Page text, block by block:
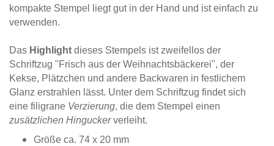
kompakte Stempel liegt gut in der Hand und ist einfach zu
verwenden.
Das Highlight dieses Stempels ist zweifellos der
Schriftzug "Frisch aus der Weihnachtsbäckerei", der
Kekse, Plätzchen und andere Backwaren in festlichem
Glanz erstrahlen lässt. Unter dem Schriftzug findet sich
eine filigrane Verzierung, die dem Stempel einen
zusätzlichen Hinguckerverleiht.
Größe ca. 74 x 20 mm